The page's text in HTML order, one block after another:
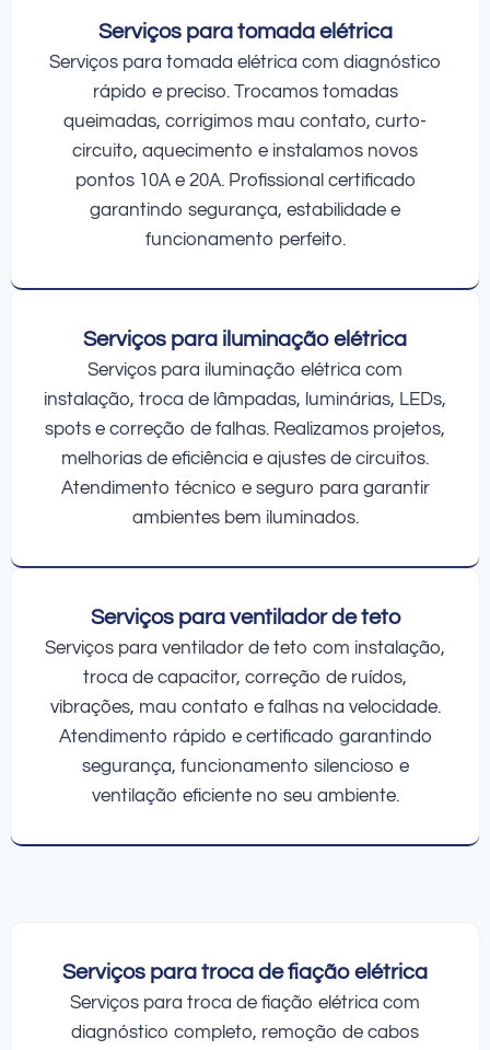
Serviços para tomada elétrica
Serviços para tomada elétrica com diagnóstico
rápido e preciso. Trocamos tomadas
queimadas, corrigimos mau contato, curto-
circuito, aquecimento e instalamos novos
pontos 10A e 20A. Profissional certificado
garantindo segurança, estabilidade e
funcionamento perfeito.
Serviços para iluminação elétrica
Serviços para iluminação elétrica com
instalação, troca de lâmpadas, luminárias, LEDs,
spots e correção de falhas. Realizamos projetos,
melhorias de eficiência e ajustes de circuitos.
Atendimento técnico e seguro para garantir
ambientes bem iluminados.
Serviços para ventilador de teto
Serviços para ventilador de teto com instalação,
troca de capacitor, correção de ruídos,
vibrações, mau contato e falhas na velocidade.
Atendimento rápido e certificado garantindo
segurança, funcionamento silencioso e
ventilação eficiente no seu ambiente.
Serviços para troca de fiação elétrica
Serviços para troca de fiação elétrica com
diagnóstico completo, remoção de cabos